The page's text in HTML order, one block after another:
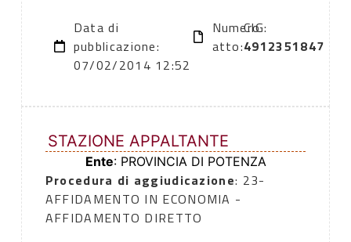
Data di
pubblicazione:
07/02/2014 12:52
Numero
atto:
CIG:
4912351847
STAZIONE APPALTANTE
Ente: PROVINCIA DI POTENZA
Procedura di aggiudicazione: 23-
AFFIDAMENTO IN ECONOMIA -
AFFIDAMENTO DIRETTO